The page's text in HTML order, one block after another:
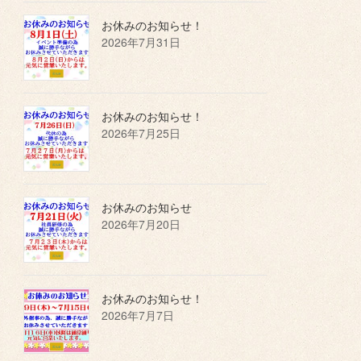
お休みのお知らせ！
2026年7月31日
お休みのお知らせ！
2026年7月25日
お休みのお知らせ
2026年7月20日
お休みのお知らせ！
2026年7月7日